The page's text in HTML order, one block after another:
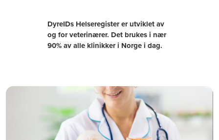
DyreIDs Helseregister er utviklet av
og for veterinærer. Det brukes i nær
90% av alle klinikker i Norge i dag.